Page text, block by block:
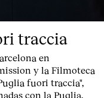
traccia
en
y la Filmoteca
fuori traccia",
con la Puglia,